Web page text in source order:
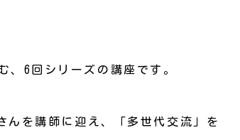
、6回シリーズの講座です。
んを講師に迎え、「多世代交流」を